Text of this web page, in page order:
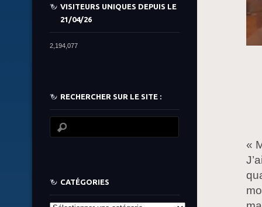
«
VISITEURS UNIQUES DEPUIS LE
21/04/26
2,194,077
RECHERCHER SUR LE SITE :
CATÉGORIES